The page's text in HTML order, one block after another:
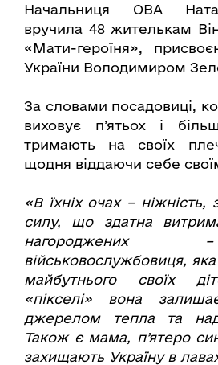
Начальниця ОВА
вручила 48 жителькам
«Мати-героїня»,
України Володимиром
За словами посадовиці,
виховує п’ятьох і
тримають на своїх
щодня віддаючи себе
«В їхніх очах – ніжність,
силу, що здатна
військовослужбовиця,
майбутнього своїх
«пікселі» вона
джерелом тепла та
Також є мама, п’ятеро
захищають Україну в